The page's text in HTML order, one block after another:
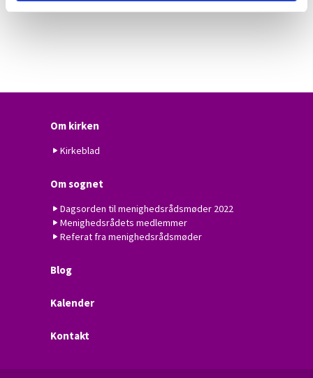
Om kirken
Kirkeblad
Om sognet
Dagsorden til menighedsrådsmøder 2022
Menighedsrådets medlemmer
Referat fra menighedsrådsmøder
Blog
Kalender
Kontakt